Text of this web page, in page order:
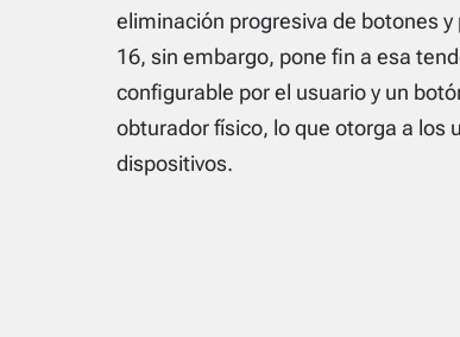
eliminación progresiva de botones
16, sin embargo, pone fin a esa
configurable por el usuario y un
obturador físico, lo que otorga a los
dispositivos.